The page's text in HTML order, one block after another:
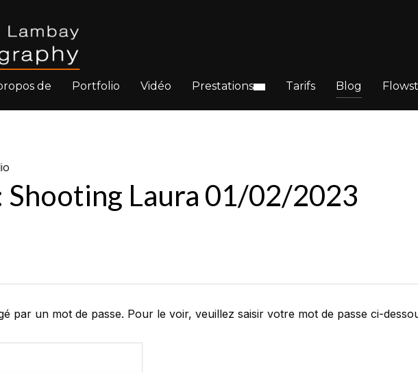
de Portfolio Vidéo Prestations Tarifs Blog
Shooting Laura 01/02/2023
par un mot de passe. Pour le voir, veuillez saisir votre mot de passe ci-